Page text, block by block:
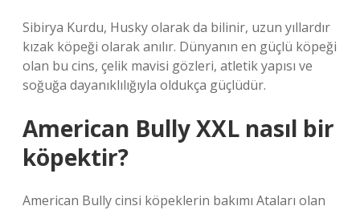
Sibirya Kurdu, Husky olarak da bilinir, uzun yıllardır
kızak köpeği olarak anılır. Dünyanın en güçlü köpeği
olan bu cins, çelik mavisi gözleri, atletik yapısı ve
soğuğa dayanıklılığıyla oldukça güçlüdür.
American Bully XXL nasıl bir
köpektir?
American Bully cinsi köpeklerin bakımı Ataları olan